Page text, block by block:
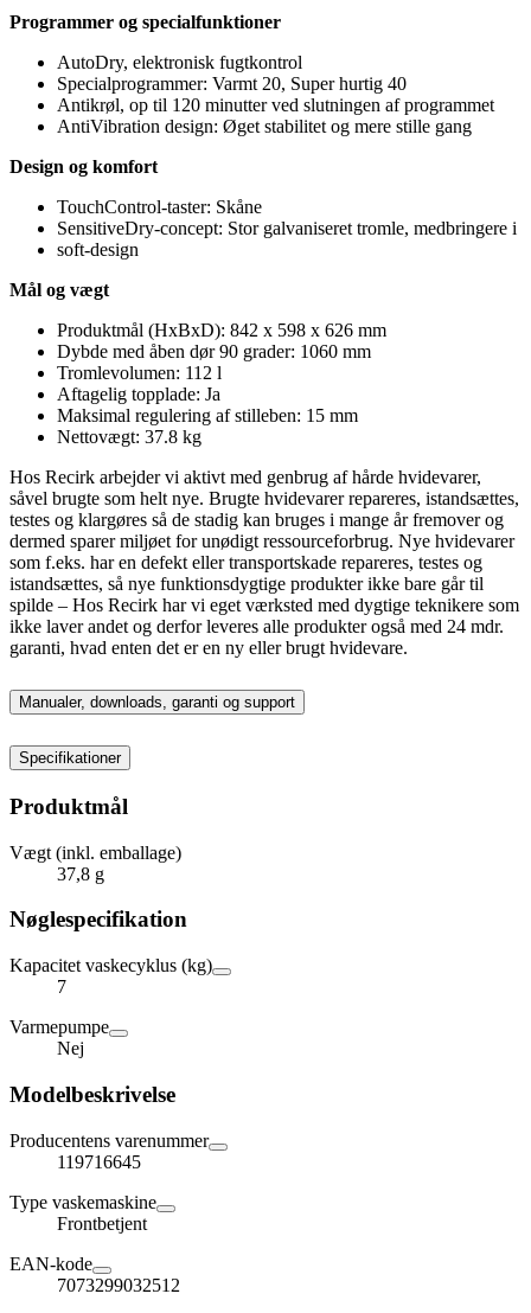
Programmer og specialfunktioner
AutoDry, elektronisk fugtkontrol
Specialprogrammer: Varmt 20, Super hurtig 40
Antikrøl, op til 120 minutter ved slutningen af programmet
AntiVibration design: Øget stabilitet og mere stille gang
Design og komfort
TouchControl-taster: Skåne
SensitiveDry-concept: Stor galvaniseret tromle, medbringere i
soft-design
Mål og vægt
Produktmål (HxBxD): 842 x 598 x 626 mm
Dybde med åben dør 90 grader: 1060 mm
Tromlevolumen: 112 l
Aftagelig topplade: Ja
Maksimal regulering af stilleben: 15 mm
Nettovægt: 37.8 kg
Hos Recirk arbejder vi aktivt med genbrug af hårde hvidevarer,
såvel brugte som helt nye. Brugte hvidevarer repareres, istandsættes,
testes og klargøres så de stadig kan bruges i mange år fremover og
dermed sparer miljøet for unødigt ressourceforbrug. Nye hvidevarer
som f.eks. har en defekt eller transportskade repareres, testes og
istandsættes, så nye funktionsdygtige produkter ikke bare går til
spilde – Hos Recirk har vi eget værksted med dygtige teknikere som
ikke laver andet og derfor leveres alle produkter også med 24 mdr.
garanti, hvad enten det er en ny eller brugt hvidevare.
Manualer, downloads, garanti og support
Specifikationer
Produktmål
Vægt (inkl. emballage)
37,8 g
Nøglespecifikation
Kapacitet vaskecyklus (kg)
7
Varmepumpe
Nej
Modelbeskrivelse
Producentens varenummer
119716645
Type vaskemaskine
Frontbetjent
EAN-kode
7073299032512